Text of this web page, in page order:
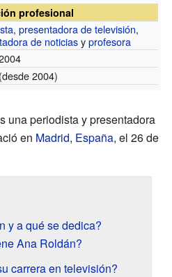
profesional
,presentadora de televisión,
de noticiasyprofesora
(desde 2004)
una periodista y presentadora
en Madrid, España, el 26 de
y a qué se dedica?
Ana Roldán?
carrera en televisión?